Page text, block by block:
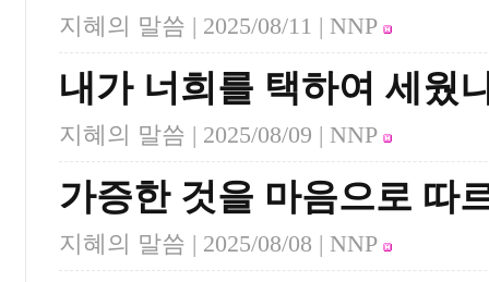
지혜의 말씀 | 2025/08/11 | NNP
내가 너희를 택하여 세웠
지혜의 말씀 | 2025/08/09 | NNP
가증한 것을 마음으로 따
지혜의 말씀 | 2025/08/08 | NNP